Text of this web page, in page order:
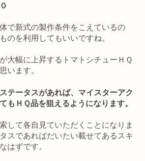
で新式の製作条件をこえているの
のを利用してもいいですね。
大幅に上昇するトマトシチューＨＱ
います。
テータスがあれば、マイスターアク
もＨＱ品を狙えるようになります。
して各自見ていただくことになりま
スであればだいたい載せてあるスキ
はずです。